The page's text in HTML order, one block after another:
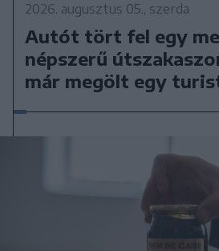
2026. augusztus 05., szerda
Autót tört fel egy
népszerű
már megölt egy